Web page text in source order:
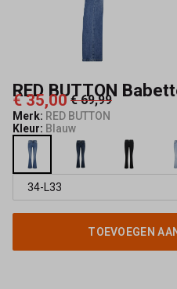
RED BUTTON
€ 35,00 € 69,99
Merk: RED BUTTON
Kleur: Blauw
TOEVOEGEN